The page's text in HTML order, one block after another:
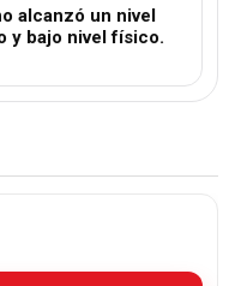
alcanzó un nivel
y bajo nivel físico.